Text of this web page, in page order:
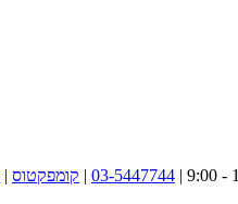
03-5447744
| קומפקטוס |